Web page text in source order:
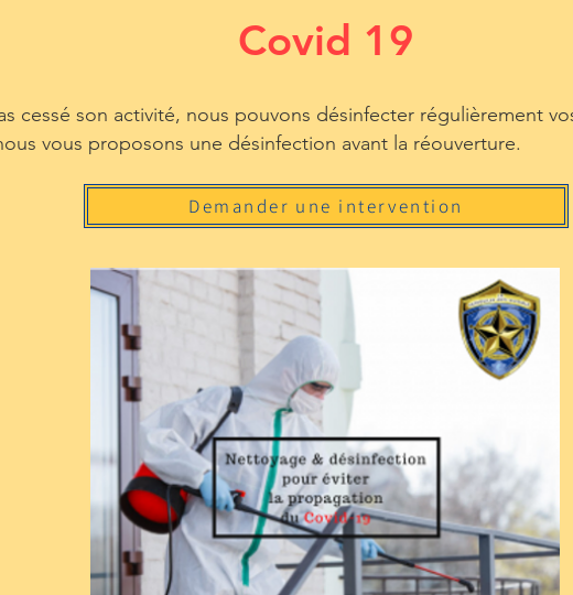
Covid 19
cessé son activité, nous pouvons désinfecter régulièrement
vous proposons une désinfection avant la réouverture.
Demander une intervention